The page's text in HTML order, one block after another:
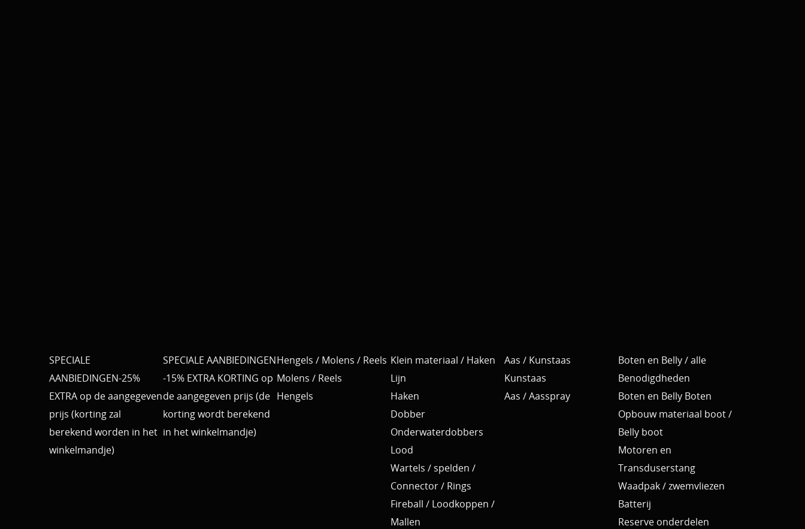
SPECIALE
AANBIEDINGEN-25%
EXTRA op de aangegeven
prijs (korting zal
berekend worden in het
winkelmandje)
SPECIALE AANBIEDINGEN
-15% EXTRA KORTING op
de aangegeven prijs (de
korting wordt berekend
in het winkelmandje)
Hengels / Molens / Reels
Molens / Reels
Hengels
Klein materiaal / Haken
Lijn
Haken
Dobber
Onderwaterdobbers
Lood
Wartels / spelden /
Connector / Rings
Fireball / Loodkoppen /
Mallen
Aas / Kunstaas
Kunstaas
Aas / Aasspray
Boten en Belly / alle
Benodigdheden
Boten en Belly Boten
Opbouw materiaal boot /
Belly boot
Motoren en
Transduserstang
Waadpak / zwemvliezen
Batterij
Reserve onderdelen